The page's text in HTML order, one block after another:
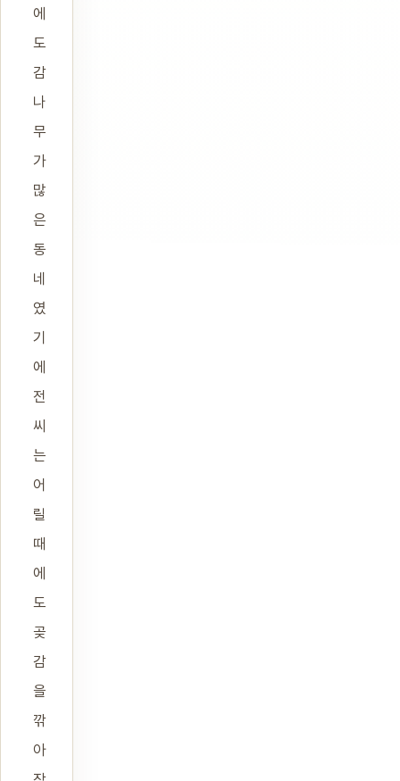
에
도
감
나
무
가
많
은
동
네
였
기
에
전
씨
는
어
릴
때
에
도
곶
감
을
깎
아